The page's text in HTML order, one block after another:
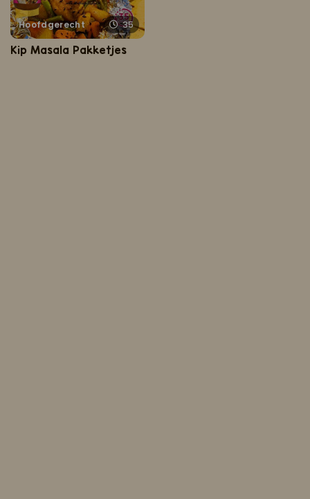
Hoofdgerecht 35
Kip Masala Pakketjes